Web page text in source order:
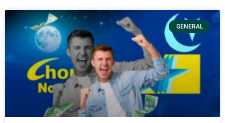
GENERAL